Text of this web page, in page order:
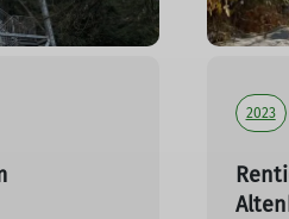
2023